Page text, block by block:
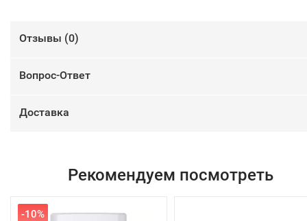
Отзывы (0)
Вопрос-Ответ
Доставка
Рекомендуем посмотреть
-10%